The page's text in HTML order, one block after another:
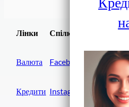
Лінки
Валюта
Кредити
Спілки
Facebook
Instagram